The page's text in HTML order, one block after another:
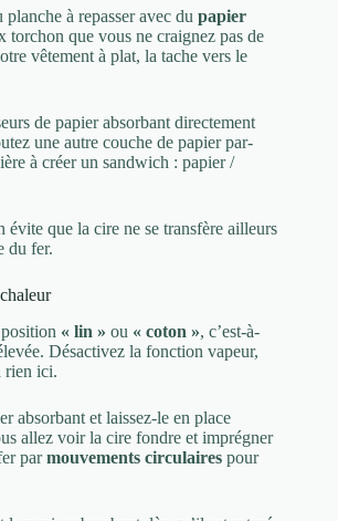
à repasser avec du papier
torchon que vous ne craignez pas de
vêtement à plat, la tache vers le
de papier absorbant directement
une autre couche de papier par-
à créer un sandwich : papier /
évite que la cire ne se transfère ailleurs
du fer.
« lin » ou « coton », c’est-à-
Désactivez la fonction vapeur,
rien ici.
absorbant et laissez-le en place
allez voir la cire fondre et imprégner
parmouvements circulaires pour